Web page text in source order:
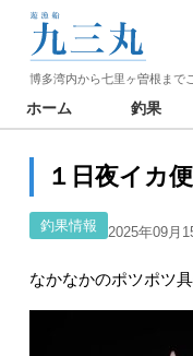
博多湾内から七里ヶ曽根まで
ホーム 釣果
１日夜イカ便
釣果情報 2025年09月
なかなかのポツポツ